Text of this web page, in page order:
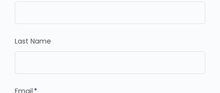
Last Name
Email *